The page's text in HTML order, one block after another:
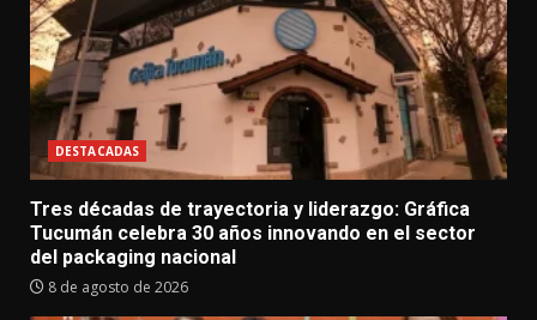
DESTACADAS
Tres décadas de trayectoria y liderazgo: Gráfica
Tucumán celebra 30 años innovando en el sector
del packaging nacional
8 de agosto de 2026